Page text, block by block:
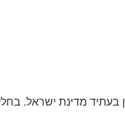
מדינת ישראל.